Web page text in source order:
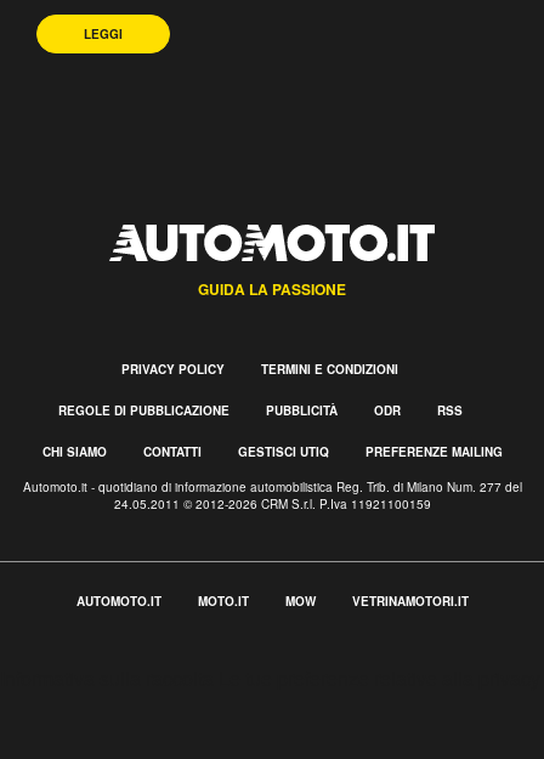
LEGGI
GUIDA LA PASSIONE
PRIVACY POLICY TERMINI E CONDIZIONI
REGOLE DI PUBBLICAZIONE PUBBLICITÀ ODR RSS
CHI SIAMO CONTATTI GESTISCI UTIQ PREFERENZE MAILING
Automoto.it - quotidiano di informazione automobilistica Reg. Trib. di Milano Num. 277 del
24.05.2011 © 2012-2026 CRM S.r.l. P.Iva 11921100159
AUTOMOTO.IT MOTO.IT MOW VETRINAMOTORI.IT